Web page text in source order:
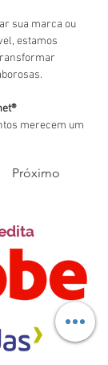
sua marca ou
estamos
merecem um
Próximo